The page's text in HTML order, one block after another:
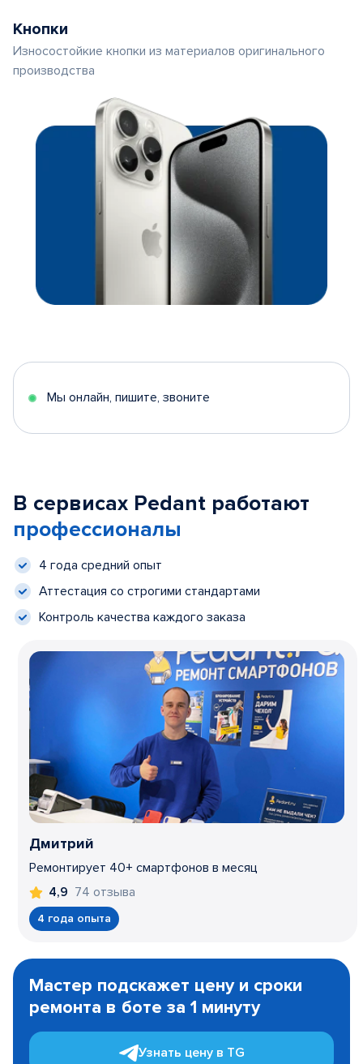
Кнопки
Износостойкие кнопки из материалов оригинального
производства
Мы онлайн, пишите, звоните
В сервисах Pedant работают
профессионалы
4 года средний опыт
Аттестация со строгими стандартами
Контроль качества каждого заказа
Дмитрий
Ремонтирует 40+ смартфонов в месяц
4,9 74 отзыва
4 года опыта
1
Мастер подскажет цену и сроки
ремонта в боте за 1 минуту
Узнать цену в TG